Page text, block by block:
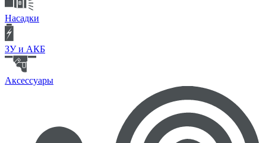
Насадки
ЗУ и АКБ
Аксессуары